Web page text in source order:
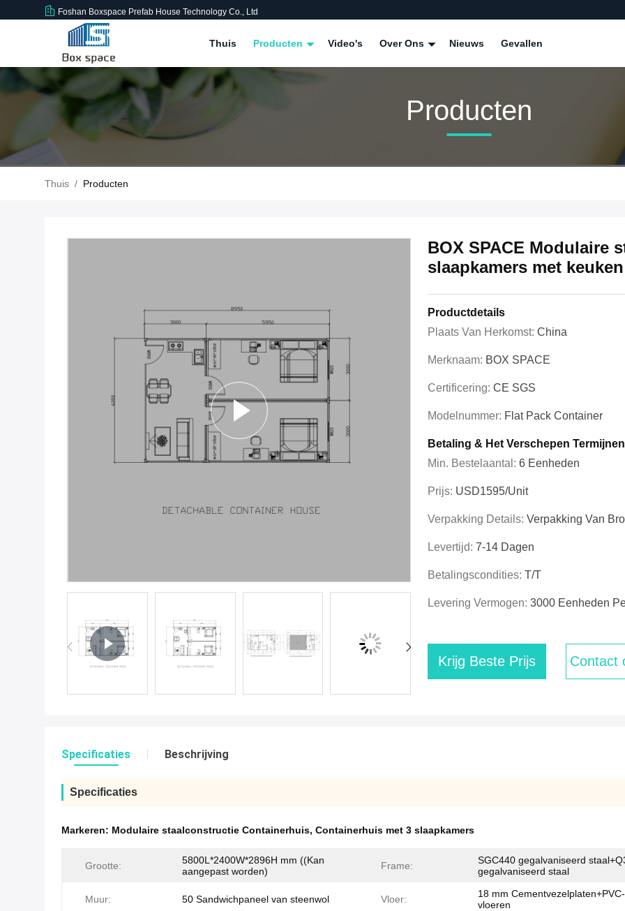
Foshan Boxspace Prefab House Technology Co., Ltd
Thuis Producten Video's Over Ons Nieuws Gevallen
Producten
Thuis / Producten
BOX SPACE Modulaire
slaapkamers met
Productdetails
Plaats Van Herkomst: China
Merknaam: BOX SPACE
Certificering: CE SGS
Modelnummer: Flat Pack Container
Betaling & Het Verschepen Termijnen
Min. Bestelaantal: 6 Eenheden
Prijs: USD1595/unit
Verpakking Details: Verpakking Van
Levertijd: 7-14 Dagen
Betalingscondities: T/T
Levering Vermogen: 3000 Eenheden
Krijg Beste Prijs Contact
Specificaties Beschrijving
Specificaties
Markeren: Modulaire staalconstructie Containerhuis, Containerhuis met 3 slaapkamers
Grootte:
5800L*2400W*2896H mm ((Kan
aangepast worden)
Frame:
SGC440 gegalvaniseerd
gegalvaniseerd staal
Muur: 50 Sandwichpaneel van steenwol Vloer:
18 mm Cementvezelplaten+PVC-
vloeren